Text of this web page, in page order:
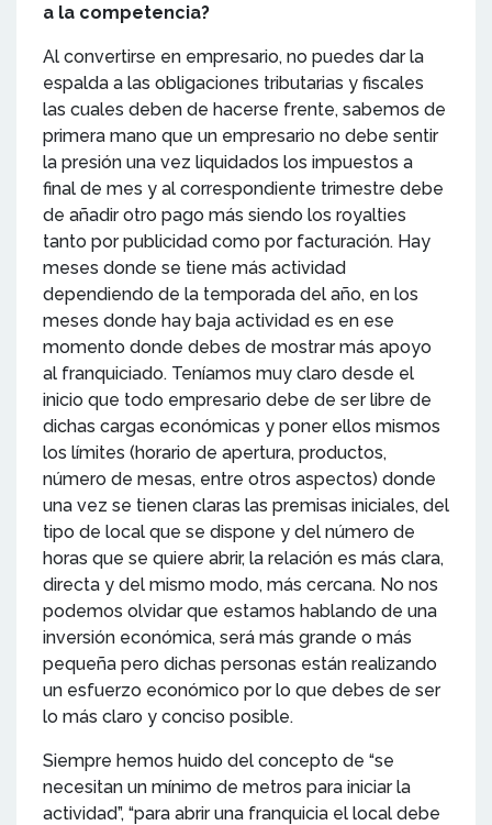
a la competencia?
Al convertirse en empresario, no puedes dar la
espalda a las obligaciones tributarias y fiscales
las cuales deben de hacerse frente, sabemos de
primera mano que un empresario no debe sentir
la presión una vez liquidados los impuestos a
final de mes y al correspondiente trimestre debe
de añadir otro pago más siendo los royalties
tanto por publicidad como por facturación. Hay
meses donde se tiene más actividad
dependiendo de la temporada del año, en los
meses donde hay baja actividad es en ese
momento donde debes de mostrar más apoyo
al franquiciado. Teníamos muy claro desde el
inicio que todo empresario debe de ser libre de
dichas cargas económicas y poner ellos mismos
los límites (horario de apertura, productos,
número de mesas, entre otros aspectos) donde
una vez se tienen claras las premisas iniciales, del
tipo de local que se dispone y del número de
horas que se quiere abrir, la relación es más clara,
directa y del mismo modo, más cercana. No nos
podemos olvidar que estamos hablando de una
inversión económica, será más grande o más
pequeña pero dichas personas están realizando
un esfuerzo económico por lo que debes de ser
lo más claro y conciso posible.
Siempre hemos huido del concepto de “se
necesitan un mínimo de metros para iniciar la
actividad”, “para abrir una franquicia el local debe